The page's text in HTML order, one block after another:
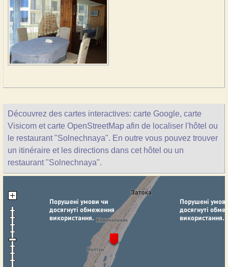
Découvrez des cartes interactives: carte Google, carte
Visicom et carte OpenStreetMap afin de localiser l'hôtel ou
le restaurant "Solnechnaya". En outre vous pouvez trouver
un itinéraire et les directions dans cet hôtel ou un
restaurant "Solnechnaya".